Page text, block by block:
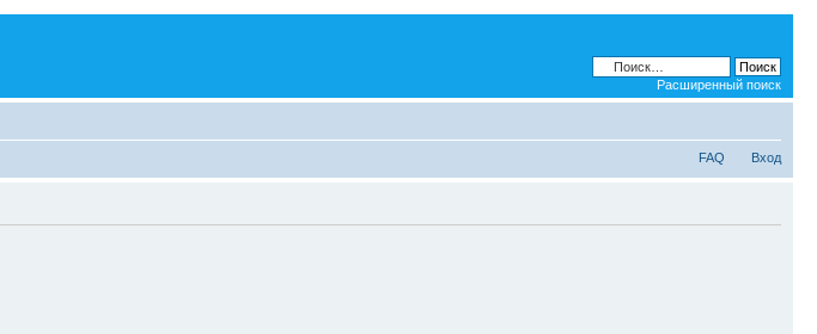
Расширенный поиск
FAQ Вход